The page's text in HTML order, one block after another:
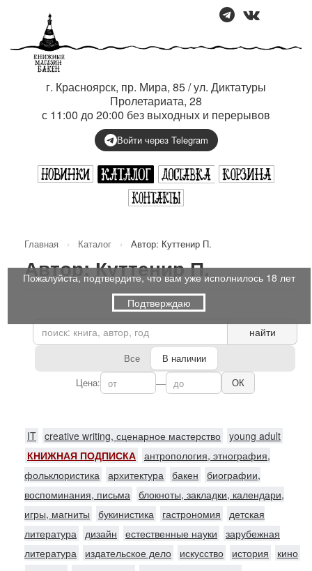
г. Красноярск, пр. Мира, 85 / ул. Диктатуры
Пролетариата, 28
с 11:00 до 20:00 без выходных и перерывов
Войти через Telegram
Главная › Каталог › Автор: Куттенир П.
Автор: Куттенир П.
найти
Все
В наличии
Цена:
— ОК
IT creative writing, сценарное мастерство young adult
КНИЖНАЯ ПОДПИСКА антропология, этнография,
фольклористика архитектура бакен
биографии,
воспоминания, письма блокноты, закладки, календари,
игры, магниты
букинистика гастрономия
детская
литература дизайн естественные науки
зарубежная
литература
издательское дело искусство история
кино
Пожалуйста, подтвердите, что вам уже исполнилось 18 лет
Подтверждаю